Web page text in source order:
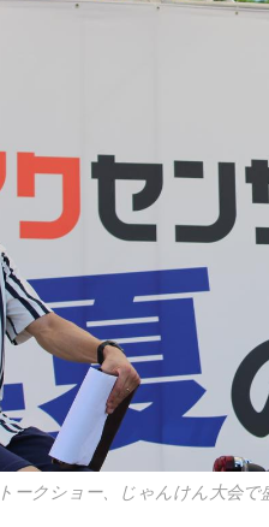
トークショー、じゃんけん大会